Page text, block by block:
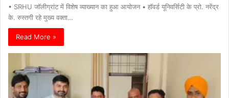
• SRHU जॉलीग्रांट में विशेष व्याख्यान का हुआ आयोजन • हॉवर्ड यूनिवर्सिटी के प्रो. नरेंद्र
के. रुस्तगी रहे मुख्य वक्ता…
Read More »